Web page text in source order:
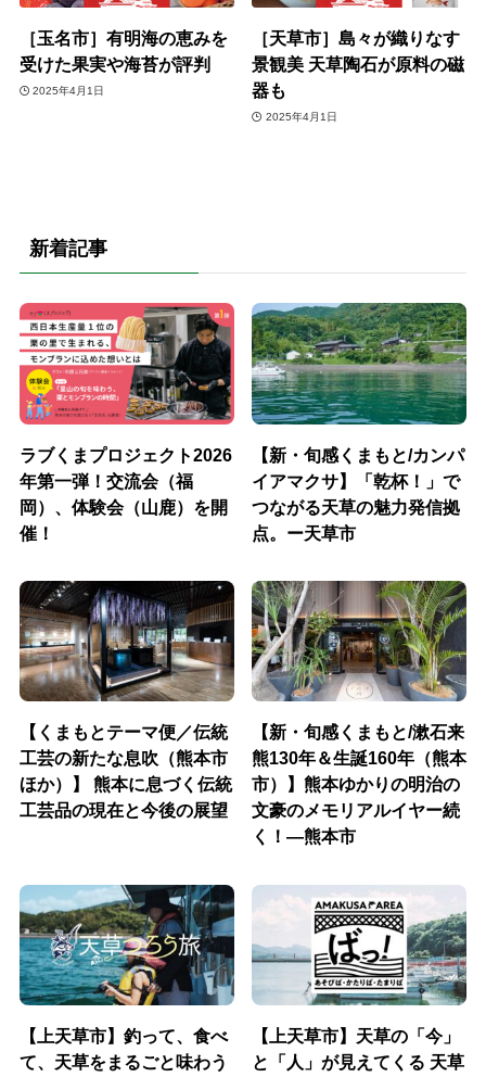
［玉名市］有明海の恵みを
受けた果実や海苔が評判
2025年4月1日
［天草市］島々が織りなす
景観美 天草陶石が原料の磁
器も
2025年4月1日
新着記事
ラブくまプロジェクト2026
年第一弾！交流会（福
岡）、体験会（山鹿）を開
催！
【新・旬感くまもと/カンパ
イアマクサ】「乾杯！」で
つながる天草の魅力発信拠
点。ー天草市
【くまもとテーマ便／伝統
工芸の新たな息吹（熊本市
ほか）】 熊本に息づく伝統
工芸品の現在と今後の展望
【新・旬感くまもと/漱石来
熊130年＆生誕160年（熊本
市）】熊本ゆかりの明治の
文豪のメモリアルイヤー続
く！―熊本市
【上天草市】釣って、食べ
て、天草をまるごと味わう
【上天草市】天草の「今」
と「人」が見えてくる 天草